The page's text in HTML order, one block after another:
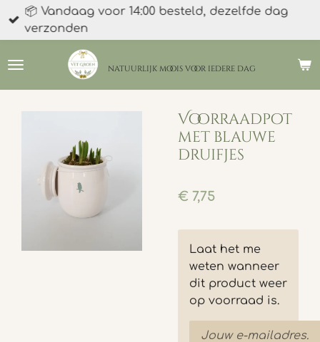
Ga
direct
de
natuurlijk moois voor iedere dag
📦 Vandaag voor 14:00 besteld, dezelfde dag
verzonden
Voorraadpot
met blauwe
druifjes
€ 7,75
Laat het me
weten wanneer
dit product weer
op voorraad is.